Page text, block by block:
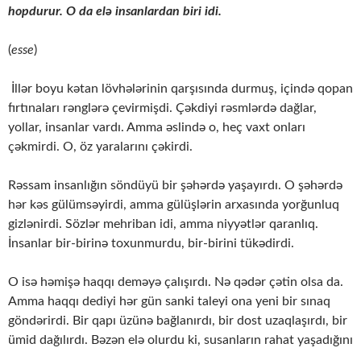
hopdurur. O da elə insanlardan biri idi.
(esse)
İllər boyu kətan lövhələrinin qarşısında durmuş, içində qopan
fırtınaları rənglərə çevirmişdi. Çəkdiyi rəsmlərdə dağlar,
yollar, insanlar vardı. Amma əslində o, heç vaxt onları
çəkmirdi. O, öz yaralarını çəkirdi.
Rəssam insanlığın söndüyü bir şəhərdə yaşayırdı. O şəhərdə
hər kəs gülümsəyirdi, amma gülüşlərin arxasında yorğunluq
gizlənirdi. Sözlər mehriban idi, amma niyyətlər qaranlıq.
İnsanlar bir-birinə toxunmurdu, bir-birini tükədirdi.
O isə həmişə haqqı deməyə çalışırdı. Nə qədər çətin olsa da.
Amma haqqı dediyi hər gün sanki taleyi ona yeni bir sınaq
göndərirdi. Bir qapı üzünə bağlanırdı, bir dost uzaqlaşırdı, bir
ümid dağılırdı. Bəzən elə olurdu ki, susanların rahat yaşadığını